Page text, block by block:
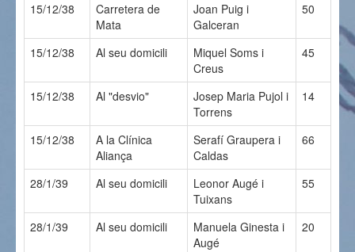
15/12/38
Carretera de
Mata
Joan Puig i
Galceran
50
15/12/38 Al seu domicili
Miquel Soms i
Creus
45
15/12/38 Al "desvio"
Josep Maria Pujol i
Torrens
14
15/12/38
A la Clínica
Aliança
Serafí Graupera i
Caldas
66
28/1/39 Al seu domicili
Leonor Augé i
Tuixans
55
28/1/39 Al seu domicili
Manuela Ginesta i
Augé
20